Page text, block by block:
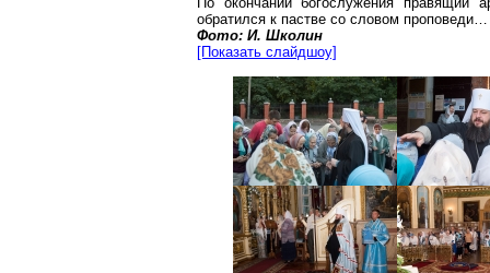
обратился к пастве со словом проповеди…
Фото: И. Школин
[Показать слайдшоу]